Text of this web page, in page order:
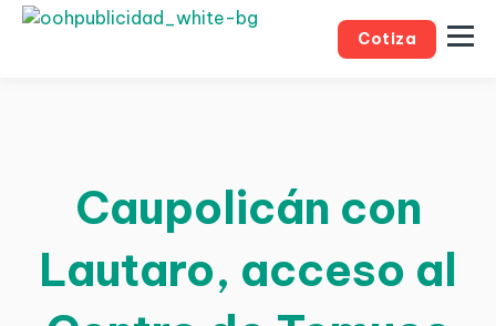
Cotiza
Caupolicán con
Lautaro, acceso al